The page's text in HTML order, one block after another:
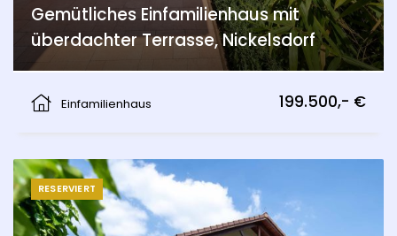
Gemütliches Einfamilienhaus mit
überdachter Terrasse, Nickelsdorf
Einfamilienhaus
199.500,- €
RESERVIERT